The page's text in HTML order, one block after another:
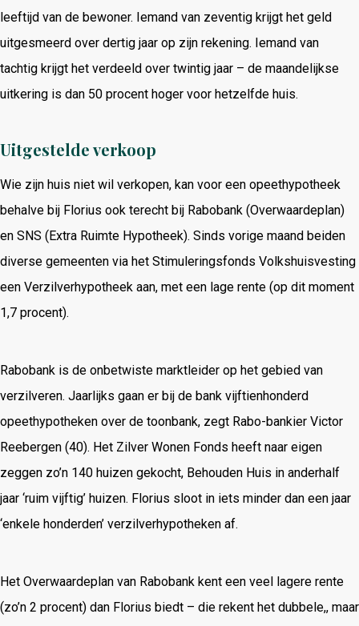
leeftijd van de bewoner. Iemand van zeventig krijgt het geld
uitgesmeerd over dertig jaar op zijn rekening. Iemand van
tachtig krijgt het verdeeld over twintig jaar – de maandelijkse
uitkering is dan 50 procent hoger voor hetzelfde huis.
Uitgestelde verkoop
Wie zijn huis niet wil verkopen, kan voor een opeethypotheek
behalve bij Florius ook terecht bij Rabobank (Overwaardeplan)
en SNS (Extra Ruimte Hypotheek). Sinds vorige maand beiden
diverse gemeenten via het Stimuleringsfonds Volkshuisvesting
een Verzilverhypotheek aan, met een lage rente (op dit moment
1,7 procent).
Rabobank is de onbetwiste marktleider op het gebied van
verzilveren. Jaarlijks gaan er bij de bank vijftienhonderd
opeethypotheken over de toonbank, zegt Rabo-bankier Victor
Reebergen (40). Het Zilver Wonen Fonds heeft naar eigen
zeggen zo’n 140 huizen gekocht, Behouden Huis in anderhalf
jaar ‘ruim vijftig’ huizen. Florius sloot in iets minder dan een jaar
‘enkele honderden’ verzilverhypotheken af.
Het Overwaardeplan van Rabobank kent een veel lagere rente
(zo’n 2 procent) dan Florius biedt – die rekent het dubbele,, maar